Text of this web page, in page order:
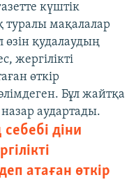
күштік
мақалалар
қудалаудың
жергілікті
өткір
Бұл жайтқа
аудартады.
діни
атаған өткір